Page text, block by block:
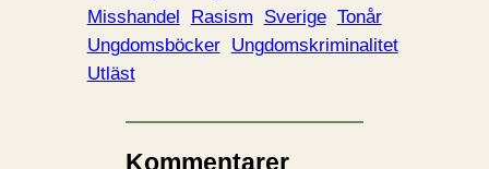
Misshandel
Rasism Sverige Tonår
Ungdomsböcker Ungdomskriminalitet
Utläst
Kommentarer